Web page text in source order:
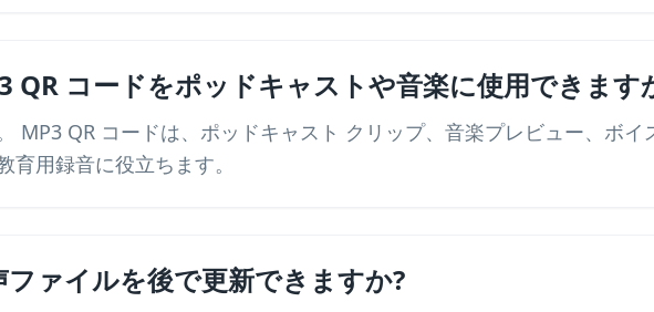
QR コードをポッドキャストや音楽に使用できます
MP3 QR コードは、ポッドキャスト クリップ、音楽プレビュー、ボイ
育用録音に役立ちます。
ファイルを後で更新できますか?